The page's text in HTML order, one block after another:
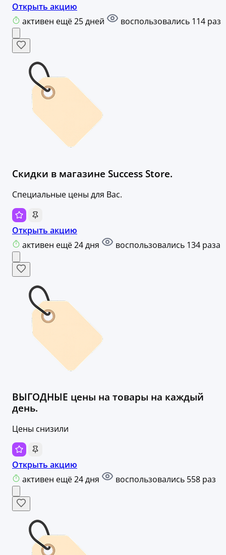
Открыть акцию
активен ещё 25 дней
воспользовались 114 раз
Скидки в магазине Success Store.
Специальные цены для Вас.
Открыть акцию
активен ещё 24 дня
воспользовались 134 раза
ВЫГОДНЫЕ цены на товары на каждый
день.
Цены снизили
Открыть акцию
активен ещё 24 дня
воспользовались 558 раз